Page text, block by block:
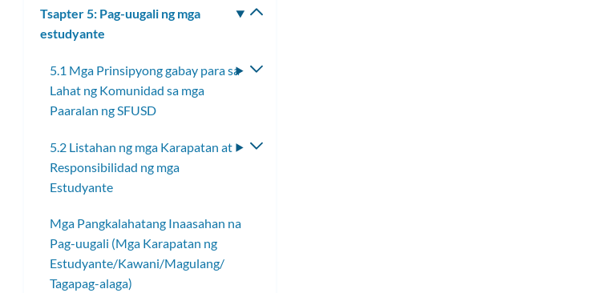
Tsapter 5: Pag-uugali ng mga
estudyante
I-
5.1 Mga Prinsipyong gabay para sa
Lahat ng Komunidad sa mga
Paaralan ng SFUSD
I-
5.2 Listahan ng mga Karapatan at
Responsibilidad ng mga
Estudyante
I-
Mga Pangkalahatang Inaasahan na
Pag-uugali (Mga Karapatan ng
Estudyante/Kawani/Magulang/
Tagapag-alaga)